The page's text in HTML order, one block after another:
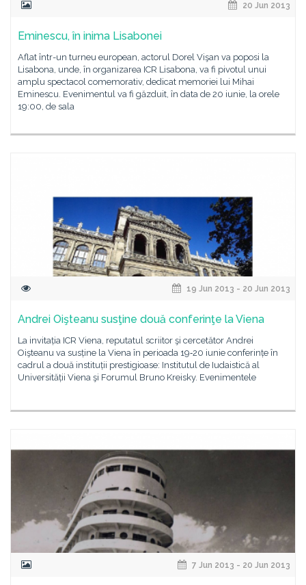
20 Jun 2013
Eminescu, în inima Lisabonei
Aflat într-un turneu european, actorul Dorel Vişan va poposi la
Lisabona, unde, în organizarea ICR Lisabona, va fi pivotul unui
amplu spectacol comemorativ, dedicat memoriei lui Mihai
Eminescu. Evenimentul va fi găzduit, în data de 20 iunie, la orele
19:00, de sala
19 Jun 2013 - 20 Jun 2013
Andrei Oişteanu susţine două conferinţe la Viena
La invitația ICR Viena, reputatul scriitor şi cercetător Andrei
Oişteanu va susține la Viena în perioada 19‐20 iunie conferințe în
cadrul a două instituții prestigioase: Institutul de Iudaistică al
Universității Viena şi Forumul Bruno Kreisky. Evenimentele
7 Jun 2013 - 20 Jun 2013